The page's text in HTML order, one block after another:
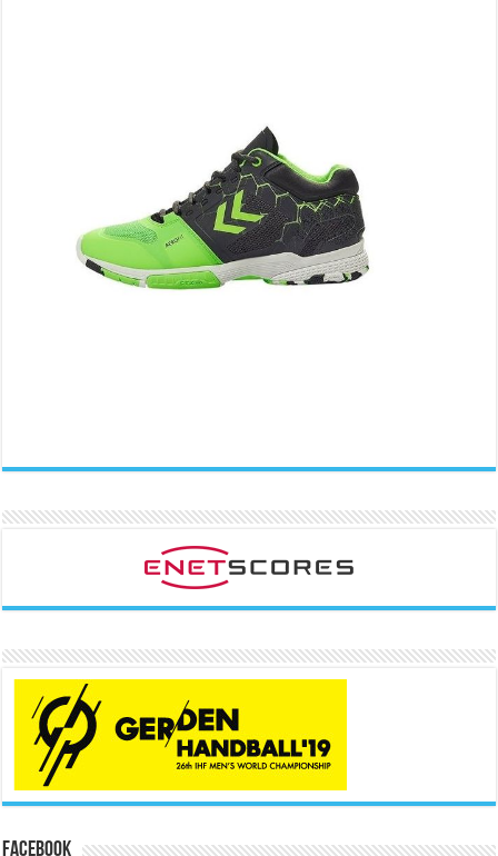
Facebook